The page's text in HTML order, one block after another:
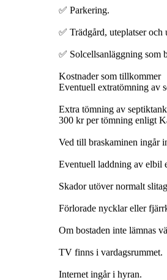
✅ Parkering.
✅ Trädgård, uteplatser och
✅ Solcellsanläggning som
Kostnader som tillkommer
Eventuell extratömning av
Extra tömning av
300 kr per tömning enligt
Ved till braskaminen ingår
Eventuell laddning av elbil
Skador utöver normalt
Förlorade nycklar eller
Om bostaden inte lämnas
TV finns i vardagsrummet.
Internet ingår i hyran.